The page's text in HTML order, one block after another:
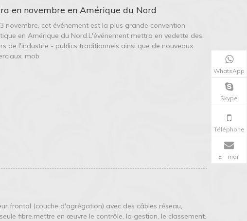
en novembre en Amérique du Nord
novembre, cet événement est la plus grande convention
en Amérique du Nord.L'événement mettra en vedette des
de l'industrie - publics traditionnels ainsi que de nouveaux
mob
frontal (couche d'agrégation) avec des câbles réseau,
fibre.mettre en œuvre le contrôle, la gestion, le classement.
WhatsApp
Skype
Téléphone
E—mail